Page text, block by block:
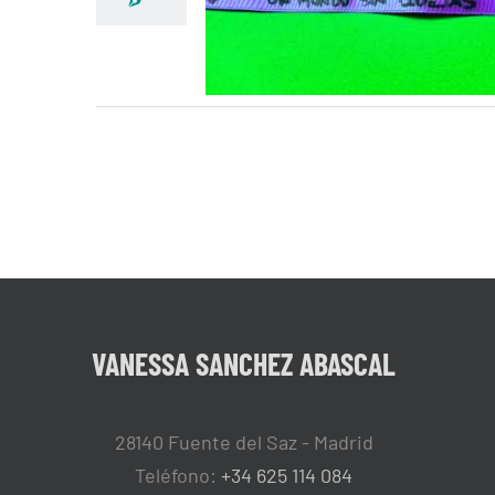
RETO ; UN MUNDO
VANESSA SANCHEZ ABASCAL
28140 Fuente del Saz - Madrid
Teléfono:+34 625 114 084